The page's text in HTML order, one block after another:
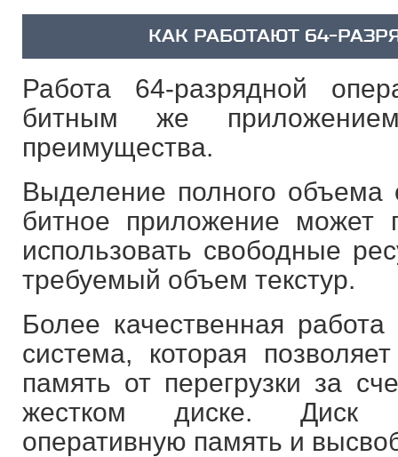
КАК РАБОТАЮТ 64-
Работа 64-разрядной
битным же
преимущества.
Выделение полного
битное приложение может
использовать свободные
требуемый объем текстур.
Более качественная
система, которая
память от перегрузки за
жестком диске. Диск
оперативную память и